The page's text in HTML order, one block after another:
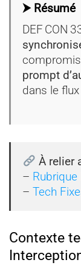
⮞ Résumé
DEF CON
prompt
dans le
À relier
–
–Tech
Contexte